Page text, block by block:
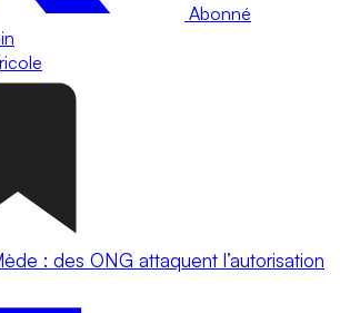
Abonné
: des ONG attaquent l’autorisation